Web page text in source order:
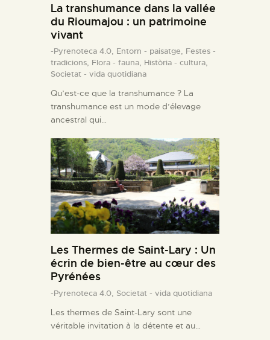
La transhumance dans la vallée
du Rioumajou : un patrimoine
vivant
-Pyrenoteca 4.0, Entorn - paisatge, Festes -
tradicions, Flora - fauna, Història - cultura,
Societat - vida quotidiana
Qu’est-ce que la transhumance ? La
transhumance est un mode d’élevage
ancestral qui…
Les Thermes de Saint-Lary : Un
écrin de bien-être au cœur des
Pyrénées
-Pyrenoteca 4.0, Societat - vida quotidiana
Les thermes de Saint-Lary sont une
véritable invitation à la détente et au…